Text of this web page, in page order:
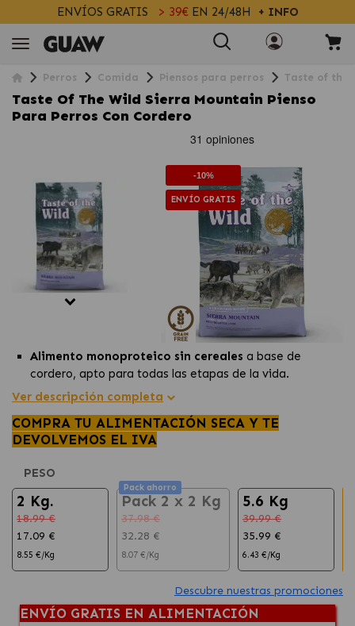
ENVÍOS GRATIS > 39€EN 24/48H + INFO
Perros Comida Piensos para perros Taste of the
Taste Of The Wild Sierra Mountain Pienso
Para Perros Con Cordero
-10%
ENVÍO GRATIS
Alimento monoproteico sin cereales a base de
cordero, apto para todas las etapas de la vida.
Enriquecido con taurina y antioxidantes naturales
para una alimentación saludable y energética.
El cordero asado y las frutas ofrecen unsabor único
que tu perro disfrutará plenamente.
Ver descripción completa
COMPRA TU ALIMENTACIÓN SECA Y TE
DEVOLVEMOS EL IVA
PESO
2 Kg.
18.99 €
17.09 €
8.55 €/Kg
Pack ahorro
Pack 2 x 2 Kg
37.98 €
32.28 €
8.07 €/Kg
5.6 Kg
39.99 €
35.99 €
6.43 €/Kg
Descubre nuestras promociones
ENVÍO GRATIS EN ALIMENTACIÓN